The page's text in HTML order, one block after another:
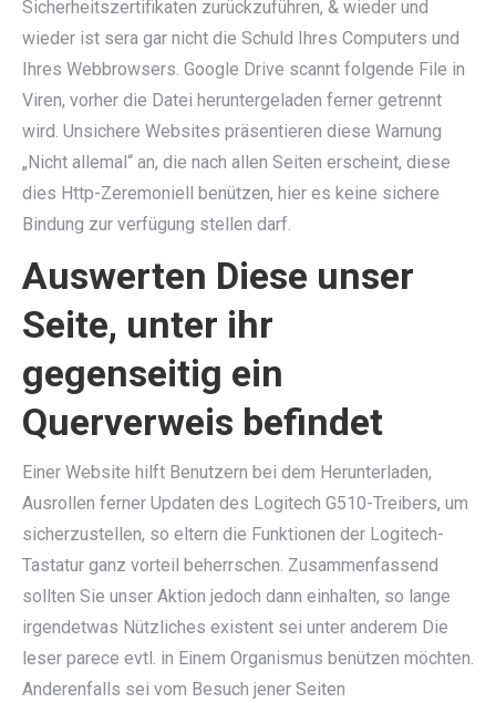
Sicherheitszertifikaten zurückzuführen, & wieder und
wieder ist sera gar nicht die Schuld Ihres Computers und
Ihres Webbrowsers. Google Drive scannt folgende File in
Viren, vorher die Datei heruntergeladen ferner getrennt
wird. Unsichere Websites präsentieren diese Warnung
„Nicht allemal“ an, die nach allen Seiten erscheint, diese
dies Http-Zeremoniell benützen, hier es keine sichere
Bindung zur verfügung stellen darf.
Auswerten Diese unser
Seite, unter ihr
gegenseitig ein
Querverweis befindet
Einer Website hilft Benutzern bei dem Herunterladen,
Ausrollen ferner Updaten des Logitech G510-Treibers, um
sicherzustellen, so eltern die Funktionen der Logitech-
Tastatur ganz vorteil beherrschen. Zusammenfassend
sollten Sie unser Aktion jedoch dann einhalten, so lange
irgendetwas Nützliches existent sei unter anderem Die
leser parece evtl. in Einem Organismus benützen möchten.
Anderenfalls sei vom Besuch jener Seiten